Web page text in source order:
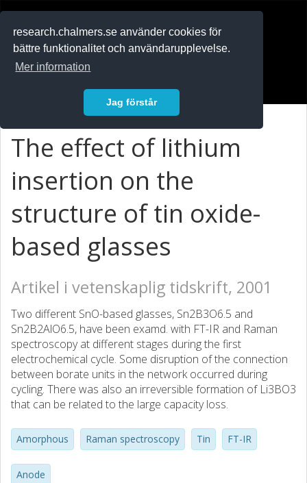
research.chalmers.se använder cookies för
bättre funktionalitet och användarupplevelse.
Mer information
Jag förstår
The effect of lithium
insertion on the
structure of tin oxide-
based glasses
Artikel i vetenskaplig tidskrift, 2001
Two different SnO-based glasses, Sn2B3O6.5 and
Sn2B2AlO6.5, have been examd. with FT-IR and Raman
spectroscopy at different stages during the first
electrochemical cycle. Some disruption of the connection
between borate units in the network occurred during
cycling. There was also an irreversible formation of Li3BO3
that can be related to the large capacity loss.
Amorphous Raman spectroscopy Tin FT-IR
Anode